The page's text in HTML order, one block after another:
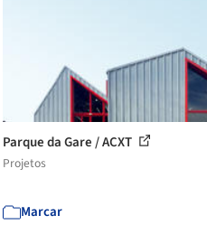
Parque da Gare / ACXT
Projetos
Marcar